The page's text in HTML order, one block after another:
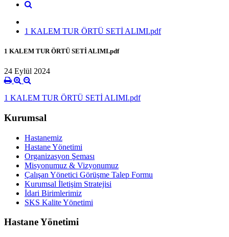
1 KALEM TUR ÖRTÜ SETİ ALIMI.pdf
1 KALEM TUR ÖRTÜ SETİ ALIMI.pdf
24 Eylül 2024
1 KALEM TUR ÖRTÜ SETİ ALIMI.pdf
Kurumsal
Hastanemiz
Hastane Yönetimi
Organizasyon Şeması
Misyonumuz & Vizyonumuz
Çalışan Yönetici Görüşme Talep Formu
Kurumsal İletişim Stratejisi
İdari Birimlerimiz
SKS Kalite Yönetimi
Hastane Yönetimi